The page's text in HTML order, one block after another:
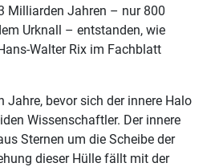
Milliarden Jahren – nur 800
Urknall – entstanden, wie
Walter Rix im Fachblatt
Jahre, bevor sich der innere Halo
Wissenschaftler. Der innere
Sternen um die Scheibe der
dieser Hülle fällt mit der